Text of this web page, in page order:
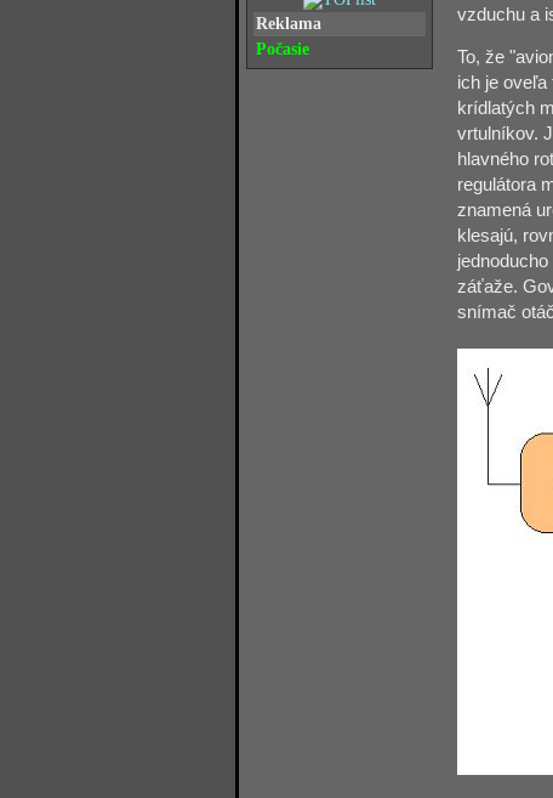
Reklama
Počasie
vzduchu a
To, že
ich je
krídlatých
vrtulníkov.
hlavného
regulátora
znamená
klesajú,
záťaže.
snímač